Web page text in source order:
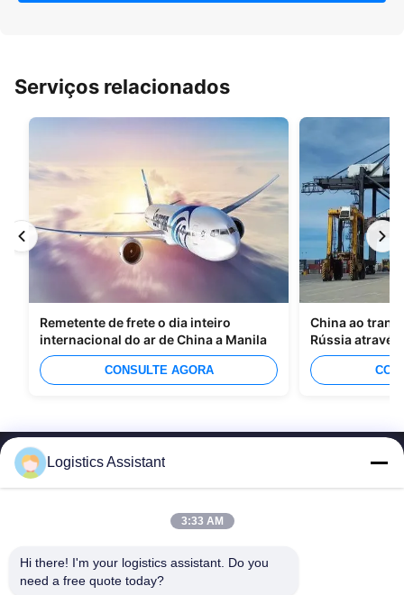
Serviços relacionados
Remetente de frete o dia inteiro
internacional do ar de China a Manila
CONSULTE AGORA
China ao
Rússia através
Logistics Assistant
3:33 AM
Hi there! I'm your logistics assistant. Do you
need a free quote today?